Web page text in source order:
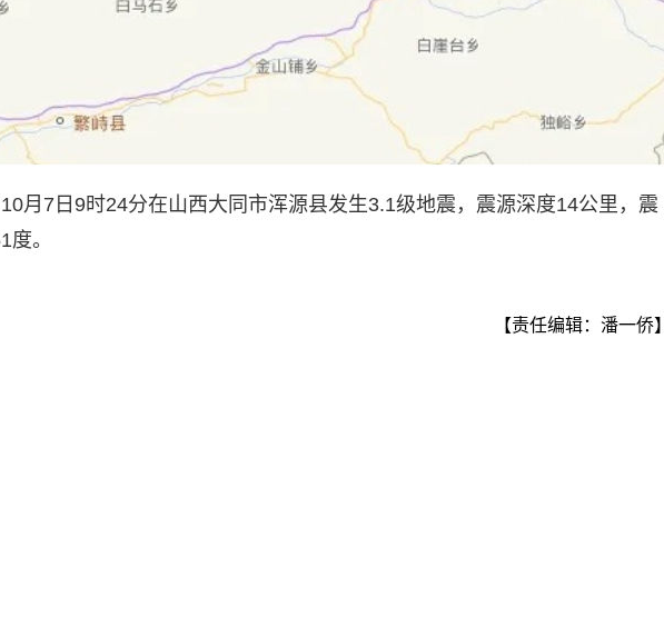
月7日9时24分在山西大同市浑源县发生3.1级地震，震源深度14公里，震
。
【责任编辑：潘一侨】